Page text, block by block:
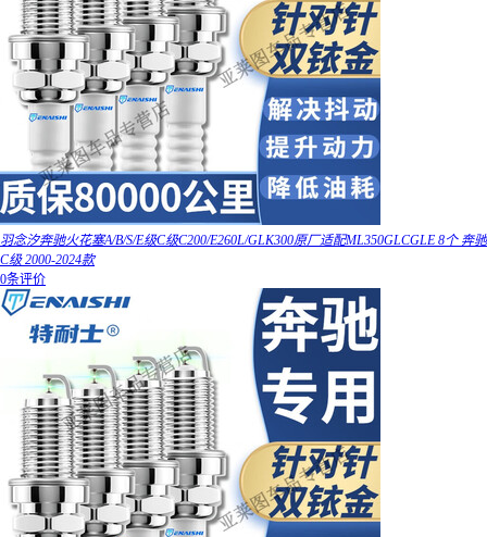
羽念汐奔驰火花塞A/B/S/E级C级C200/E260L/GLK300原厂适配ML350GLCGLE 8个 奔驰
C级 2000-2024款
0条评价